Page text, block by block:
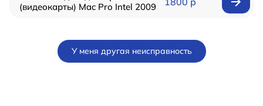
(видеокарты) Mac Pro Intel 2009
У меня другая неисправность